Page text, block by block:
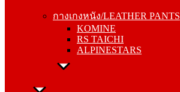
กางเกงหนัง/LEATHER PANTS
KOMINE
RS TAICHI
ALPINESTARS
RS TAICHI
ALPINESTARS
ทัวริ่ง/TOURING